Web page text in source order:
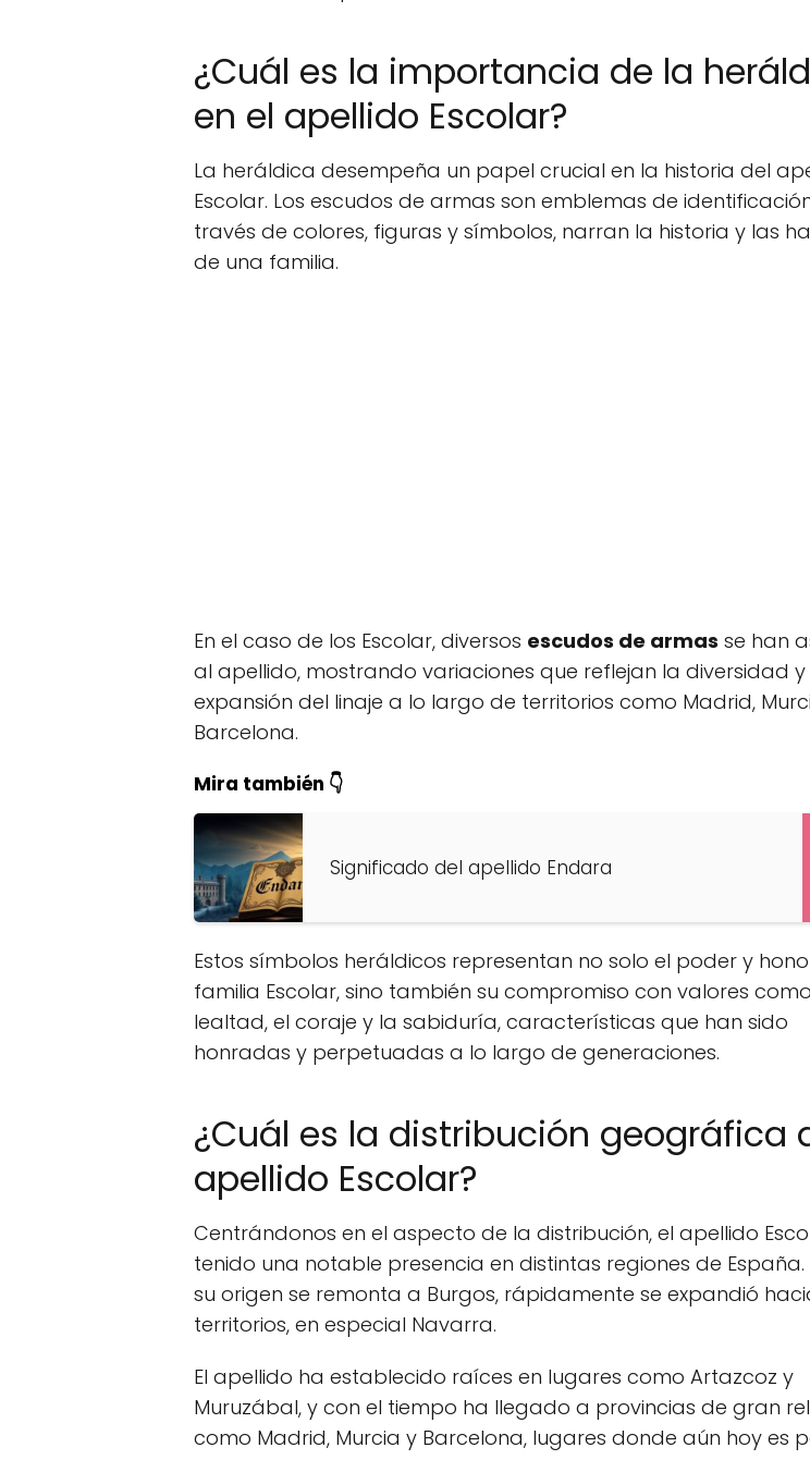
¿Cuál es la importancia de la
en el apellido Escolar?
La heráldica desempeña un papel crucial en la historia del
Escolar. Los escudos de armas son emblemas de
través de colores, figuras y símbolos, narran la historia y las
de una familia.
En el caso de los Escolar, diversos escudos de armas se han
al apellido, mostrando variaciones que reflejan la diversidad y
expansión del linaje a lo largo de territorios como Madrid,
Barcelona.
Mira también 👇
Significado del apellido Endara
Estos símbolos heráldicos representan no solo el poder y
familia Escolar, sino también su compromiso con valores
lealtad, el coraje y la sabiduría, características que han sido
honradas y perpetuadas a lo largo de generaciones.
¿Cuál es la distribución geográfica
apellido Escolar?
Centrándonos en el aspecto de la distribución, el apellido
tenido una notable presencia en distintas regiones de España.
su origen se remonta a Burgos, rápidamente se expandió
territorios, en especial Navarra.
El apellido ha establecido raíces en lugares como Artazcoz y
Muruzábal, y con el tiempo ha llegado a provincias de gran
como Madrid, Murcia y Barcelona, lugares donde aún hoy es